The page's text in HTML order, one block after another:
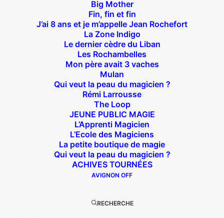
Big Mother
Fin, fin et fin
J’ai 8 ans et je m’appelle Jean Rochefort
La Zone Indigo
Le dernier cèdre du Liban
Les Rochambelles
Mon père avait 3 vaches
Mulan
Qui veut la peau du magicien ?
Rémi Larrousse
The Loop
JEUNE PUBLIC MAGIE
L’Apprenti Magicien
L’Ecole des Magiciens
La petite boutique de magie
Qui veut la peau du magicien ?
ACHIVES TOURNÉES
AVIGNON OFF
RECHERCHE
À l’affiche
Big Mother
La Zone Indigo
Le goût de la framboise
Fin, fin et fin
The Loop
En tournée
Big Mother